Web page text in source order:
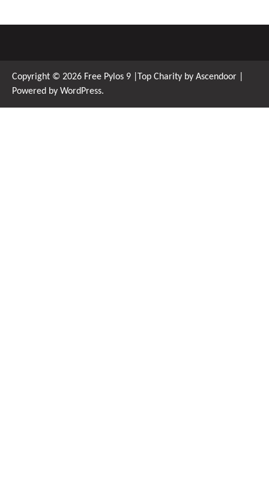
Copyright © 2026 Free Pylos 9 |Top Charity by Ascendoor
Powered by WordPress.